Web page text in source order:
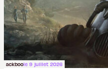
ackboole 9 juillet 2026